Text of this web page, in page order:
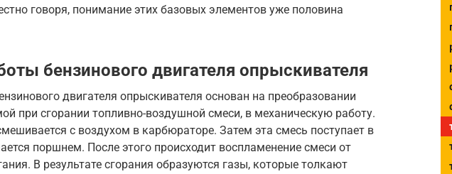
говоря, понимание этих базовых элементов уже половина
бензинового двигателя опрыскивателя
двигателя опрыскивателя основан на преобразовании
при сгорании топливно-воздушной смеси, в механическую работу.
с воздухом в карбюраторе. Затем эта смесь поступает в
поршнем. После этого происходит воспламенение смеси от
В результате сгорания образуются газы, которые толкают